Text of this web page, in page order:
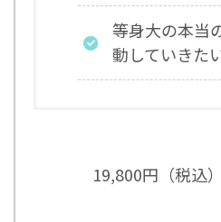
等身大の本当
動していきた
19,800円（税込